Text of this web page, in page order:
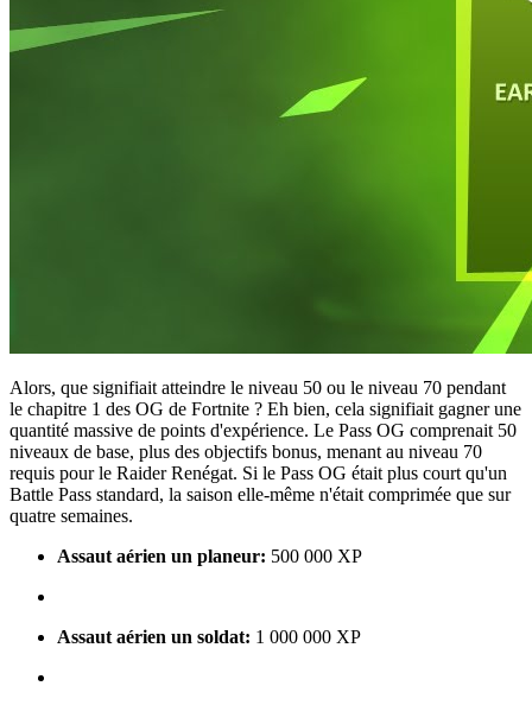
Alors, que signifiait atteindre le niveau 50 ou le niveau 70 pendant
le chapitre 1 des OG de Fortnite ? Eh bien, cela signifiait gagner une
quantité massive de points d'expérience. Le Pass OG comprenait 50
niveaux de base, plus des objectifs bonus, menant au niveau 70
requis pour le Raider Renégat. Si le Pass OG était plus court qu'un
Battle Pass standard, la saison elle-même n'était comprimée que sur
quatre semaines.
Assaut aérien un planeur: 500 000 XP
Assaut aérien un soldat: 1 000 000 XP